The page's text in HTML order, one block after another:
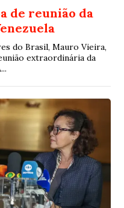
de reunião da
do Brasil, Mauro Vieira,
extraordinária da